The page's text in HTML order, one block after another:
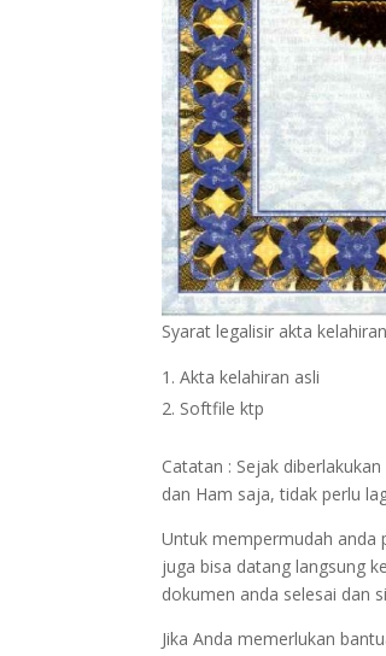
Syarat legalisir akta
Akta kelahiran asli
Softfile ktp
Catatan : Sejak
dan Ham saja, tidak perlu
Untuk mempermudah anda
juga bisa datang langsung
dokumen anda selesai dan
Jika Anda memerlukan